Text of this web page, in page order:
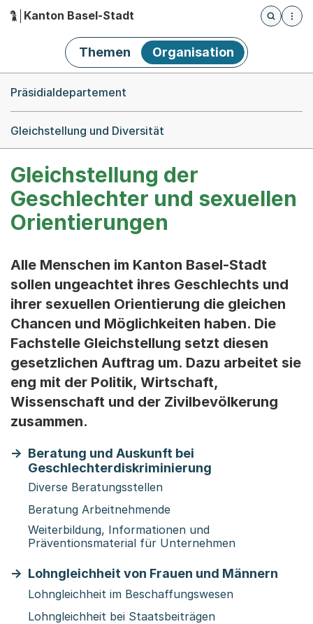
Hauptnavigation
Kanton Basel-Stadt
Öffnet
Themen Organisation
Präsidialdepartement
Gleichstellung und Diversität
Gleichstellung der
Geschlechter und sexuellen
Orientierungen
Alle Menschen im Kanton Basel-Stadt
sollen ungeachtet ihres Geschlechts und
ihrer sexuellen Orientierung die gleichen
Chancen und Möglichkeiten haben. Die
Fachstelle Gleichstellung setzt diesen
gesetzlichen Auftrag um. Dazu arbeitet sie
eng mit der Politik, Wirtschaft,
Wissenschaft und der Zivilbevölkerung
zusammen.
Beratung und Auskunft bei
Geschlechterdiskriminierung
Diverse Beratungsstellen
Beratung Arbeitnehmende
Weiterbildung, Informationen und
Präventionsmaterial für Unternehmen
Lohngleichheit von Frauen und Männern
Lohngleichheit im Beschaffungswesen
Lohngleichheit bei Staatsbeiträgen